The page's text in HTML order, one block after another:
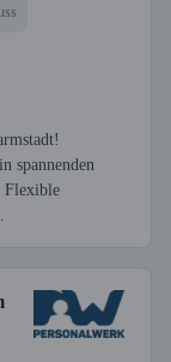
spannenden
Flexible